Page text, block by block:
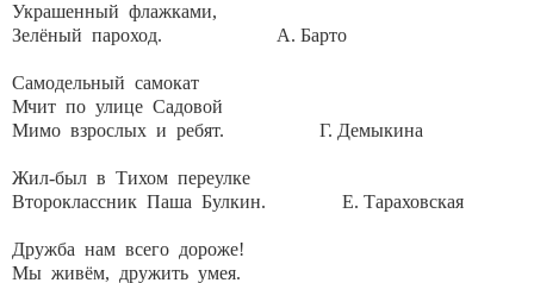
Украшенный флажками,
Зелёный пароход. А. Барто
Самодельный самокат
Мчит по улице Садовой
Мимо взрослых и ребят. Г. Демыкина
Жил-был в Тихом переулке
Второклассник Паша Булкин. Е. Тараховская
Дружба нам всего дороже!
Мы живём, дружить умея.